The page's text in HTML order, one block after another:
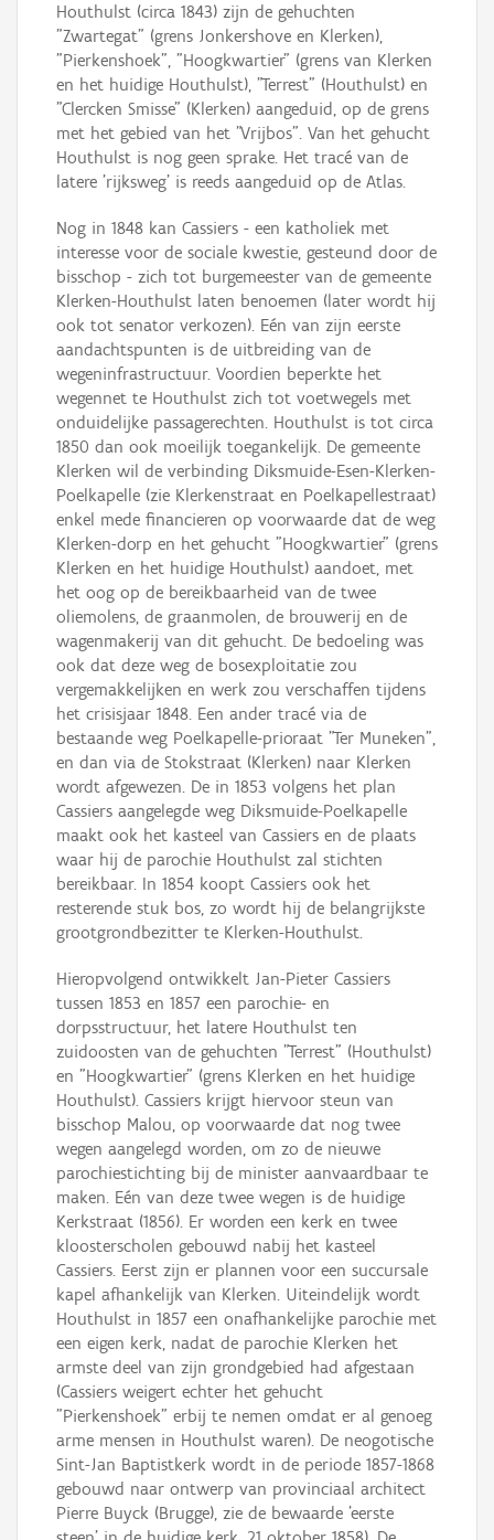
Houthulst (circa 1843) zijn de gehuchten
"Zwartegat" (grens Jonkershove en Klerken),
"Pierkenshoek", "Hoogkwartier" (grens van Klerken
en het huidige Houthulst), "Terrest" (Houthulst) en
"Clercken Smisse" (Klerken) aangeduid, op de grens
met het gebied van het "Vrijbos". Van het gehucht
Houthulst is nog geen sprake. Het tracé van de
latere 'rijksweg' is reeds aangeduid op de Atlas.
Nog in 1848 kan Cassiers - een katholiek met
interesse voor de sociale kwestie, gesteund door de
bisschop - zich tot burgemeester van de gemeente
Klerken-Houthulst laten benoemen (later wordt hij
ook tot senator verkozen). Eén van zijn eerste
aandachtspunten is de uitbreiding van de
wegeninfrastructuur. Voordien beperkte het
wegennet te Houthulst zich tot voetwegels met
onduidelijke passagerechten. Houthulst is tot circa
1850 dan ook moeilijk toegankelijk. De gemeente
Klerken wil de verbinding Diksmuide-Esen-Klerken-
Poelkapelle (zie Klerkenstraat en Poelkapellestraat)
enkel mede financieren op voorwaarde dat de weg
Klerken-dorp en het gehucht "Hoogkwartier" (grens
Klerken en het huidige Houthulst) aandoet, met
het oog op de bereikbaarheid van de twee
oliemolens, de graanmolen, de brouwerij en de
wagenmakerij van dit gehucht. De bedoeling was
ook dat deze weg de bosexploitatie zou
vergemakkelijken en werk zou verschaffen tijdens
het crisisjaar 1848. Een ander tracé via de
bestaande weg Poelkapelle-prioraat "Ter Muneken",
en dan via de Stokstraat (Klerken) naar Klerken
wordt afgewezen. De in 1853 volgens het plan
Cassiers aangelegde weg Diksmuide-Poelkapelle
maakt ook het kasteel van Cassiers en de plaats
waar hij de parochie Houthulst zal stichten
bereikbaar. In 1854 koopt Cassiers ook het
resterende stuk bos, zo wordt hij de belangrijkste
grootgrondbezitter te Klerken-Houthulst.
Hieropvolgend ontwikkelt Jan-Pieter Cassiers
tussen 1853 en 1857 een parochie- en
dorpsstructuur, het latere Houthulst ten
zuidoosten van de gehuchten "Terrest" (Houthulst)
en "Hoogkwartier" (grens Klerken en het huidige
Houthulst). Cassiers krijgt hiervoor steun van
bisschop Malou, op voorwaarde dat nog twee
wegen aangelegd worden, om zo de nieuwe
parochiestichting bij de minister aanvaardbaar te
maken. Eén van deze twee wegen is de huidige
Kerkstraat (1856). Er worden een kerk en twee
kloosterscholen gebouwd nabij het kasteel
Cassiers. Eerst zijn er plannen voor een succursale
kapel afhankelijk van Klerken. Uiteindelijk wordt
Houthulst in 1857 een onafhankelijke parochie met
een eigen kerk, nadat de parochie Klerken het
armste deel van zijn grondgebied had afgestaan
(Cassiers weigert echter het gehucht
"Pierkenshoek" erbij te nemen omdat er al genoeg
arme mensen in Houthulst waren). De neogotische
Sint-Jan Baptistkerk wordt in de periode 1857-1868
gebouwd naar ontwerp van provinciaal architect
Pierre Buyck (Brugge), zie de bewaarde 'eerste